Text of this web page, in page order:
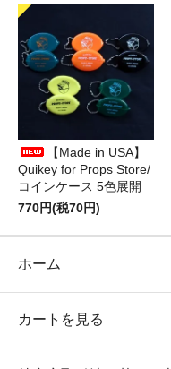
【Made in USA】
Quikey for Props Store/
コインケース 5色展開
770円(税70円)
ホーム
カートを見る